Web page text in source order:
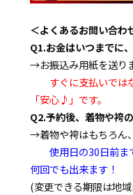
＜よくあるお問い合わ
Q1.お金はいつまでに
→お振込み用紙を送り
すぐに支払いでは
「安心♪」です。
Q2.予約後、着物や袴
→着物や袴はもちろん
使用日の30日前ま
何回でも出来ます！
(変更できる期限は地域